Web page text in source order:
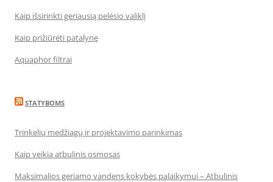
Kaip išsirinkti geriausią pelėsio valiklį
Kaip prižiūrėti patalynę
Aquaphor filtrai
STATYBOMS
Trinkelių medžiagų ir projektavimo parinkimas
Kaip veikia atbulinis osmosas
Maksimalios geriamo vandens kokybės palaikymui – Atbulinis